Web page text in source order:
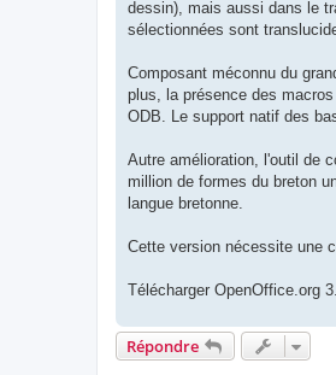
dessin), mais aussi dans le
sélectionnées sont
Composant méconnu du
plus, la présence des
ODB. Le support natif des
Autre amélioration, l'outil de
million de formes du breton
langue bretonne.
Cette version nécessite une
Télécharger OpenOffice.org
Répondre